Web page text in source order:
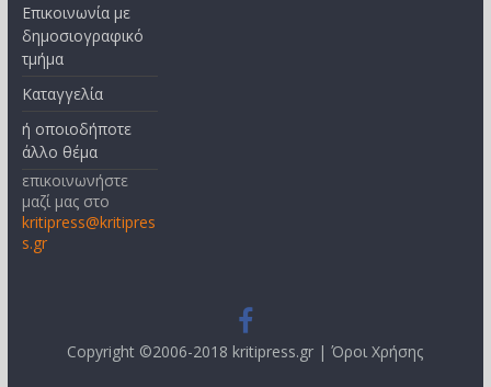
Επικοινωνία με
δημοσιογραφικό
τμήμα
Καταγγελία
ή οποιοδήποτε
άλλο θέμα
επικοινωνήστε
μαζί μας στο
kritipress@kritipres
s.gr
Copyright ©2006-2018 kritipress.gr |Όροι Χρήσης